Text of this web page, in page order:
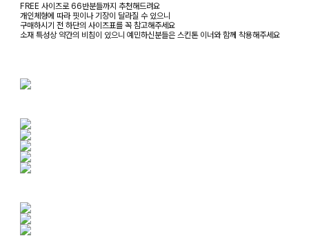
FREE 사이즈로 66반분들까지 추천해드려요
개인체형에 따라 핏이나 기장이 달라질 수 있으니
구매하시기 전 하단의 사이즈표를 꼭 참고해주세요
소재 특성상 약간의 비침이 있으니 예민하신분들은 스킨톤 이너와 함께 착용해주세요